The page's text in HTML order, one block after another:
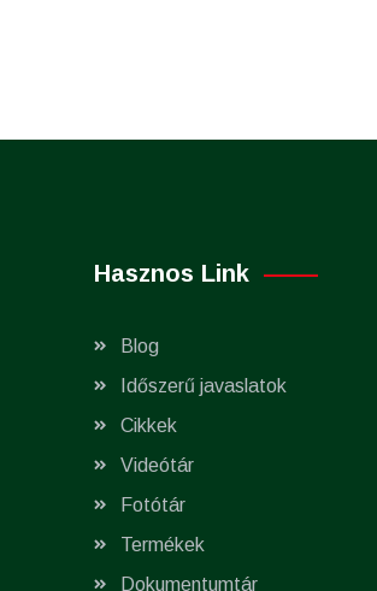
Hasznos Link
Blog
Időszerű javaslatok
Cikkek
Videótár
Fotótár
Termékek
Dokumentumtár